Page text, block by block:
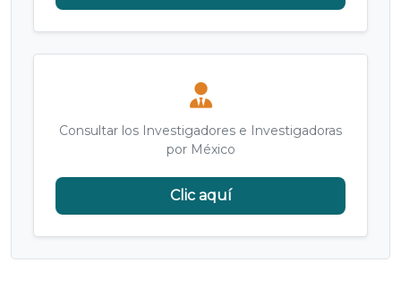
Consultar los Investigadores e Investigadoras
por México
Clic aquí